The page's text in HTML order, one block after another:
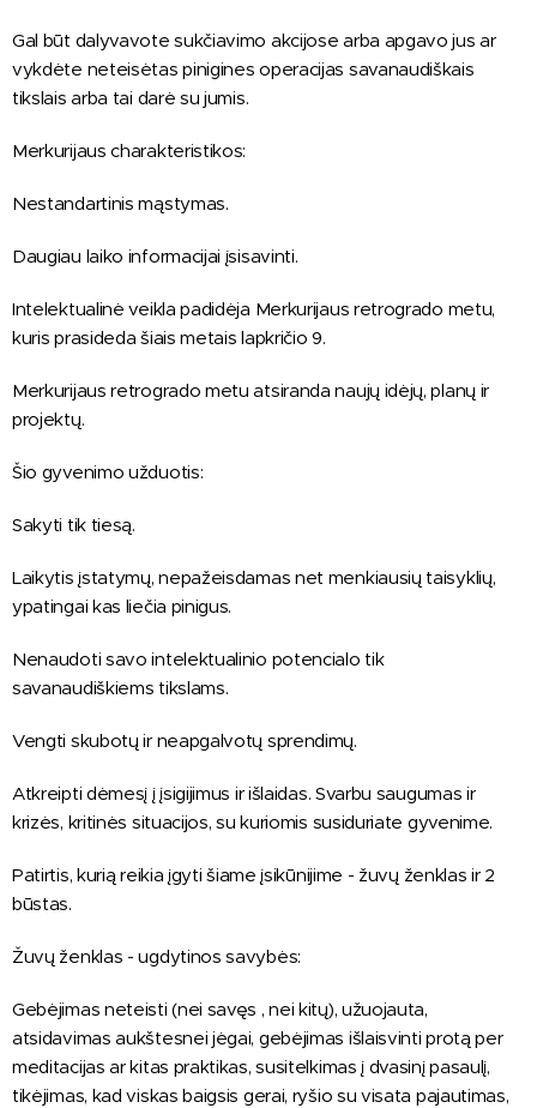
Gal būt dalyvavote sukčiavimo akcijose arba apgavo jus ar
vykdėte neteisėtas pinigines operacijas savanaudiškais
tikslais arba tai darė su jumis.
Merkurijaus charakteristikos:
Nestandartinis mąstymas.
Daugiau laiko informacijai įsisavinti.
Intelektualinė veikla padidėja Merkurijaus retrogrado metu,
kuris prasideda šiais metais lapkričio 9.
Merkurijaus retrogrado metu atsiranda naujų idėjų, planų ir
projektų.
Šio gyvenimo užduotis:
Sakyti tik tiesą.
Laikytis įstatymų, nepažeisdamas net menkiausių taisyklių,
ypatingai kas liečia pinigus.
Nenaudoti savo intelektualinio potencialo tik
savanaudiškiems tikslams.
Vengti skubotų ir neapgalvotų sprendimų.
Atkreipti dėmesį į įsigijimus ir išlaidas. Svarbu saugumas ir
krizės, kritinės situacijos, su kuriomis susiduriate gyvenime.
Patirtis, kurią reikia įgyti šiame įsikūnijime - žuvų ženklas ir 2
būstas.
Žuvų ženklas - ugdytinos savybės:
Gebėjimas neteisti (nei savęs , nei kitų), užuojauta,
atsidavimas aukštesnei jėgai, gebėjimas išlaisvinti protą per
meditacijas ar kitas praktikas, susitelkimas į dvasinį pasaulį,
tikėjimas, kad viskas baigsis gerai, ryšio su visata pajautimas,